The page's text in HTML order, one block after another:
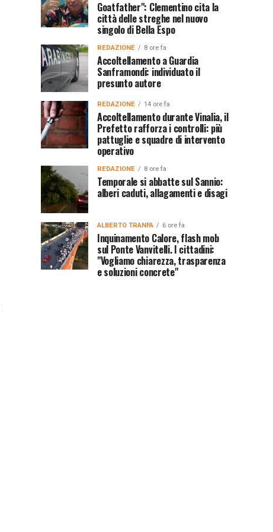
Goatfather": Clementino cita la
città delle streghe nel nuovo
singolo di Bella Espo
REDAZIONE 8 ore fa
Accoltellamento a Guardia
Sanframondi: individuato il
presunto autore
REDAZIONE 14 ore fa
Accoltellamento durante Vinalia, il
Prefetto rafforza i controlli: più
pattuglie e squadre di intervento
operativo
REDAZIONE 8 ore fa
Temporale si abbatte sul Sannio:
alberi caduti, allagamenti e disagi
ALBERTO TRANFA 6 ore fa
Inquinamento Calore, flash mob
sul Ponte Vanvitelli. I cittadini:
"Vogliamo chiarezza, trasparenza
e soluzioni concrete"